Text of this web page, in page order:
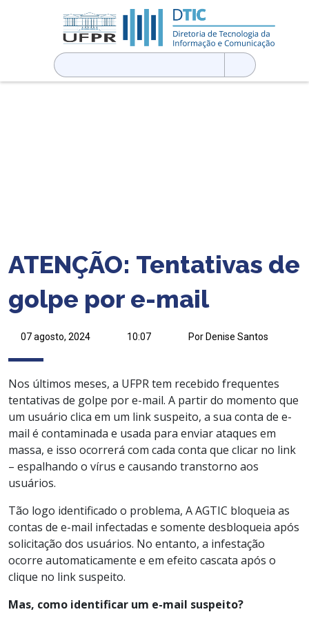
Pesquisar
por:
ATENÇÃO: Tentativas de
golpe por e-mail
07 agosto, 2024 10:07 Por Denise Santos
Nos últimos meses, a UFPR tem recebido frequentes
tentativas de golpe por e-mail. A partir do momento que
um usuário clica em um link suspeito, a sua conta de e-
mail é contaminada e usada para enviar ataques em
massa, e isso ocorrerá com cada conta que clicar no link
– espalhando o vírus e causando transtorno aos
usuários.
Tão logo identificado o problema, A AGTIC bloqueia as
contas de e-mail infectadas e somente desbloqueia após
solicitação dos usuários. No entanto, a infestação
ocorre automaticamente e em efeito cascata após o
clique no link suspeito.
Mas, como identificar um e-mail suspeito?